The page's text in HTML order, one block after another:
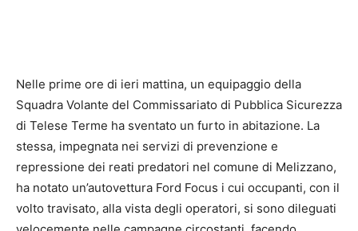
Nelle prime ore di ieri mattina, un equipaggio della
Squadra Volante del Commissariato di Pubblica Sicurezza
di Telese Terme ha sventato un furto in abitazione. La
stessa, impegnata nei servizi di prevenzione e
repressione dei reati predatori nel comune di Melizzano,
ha notato un’autovettura Ford Focus i cui occupanti, con il
volto travisato, alla vista degli operatori, si sono dileguati